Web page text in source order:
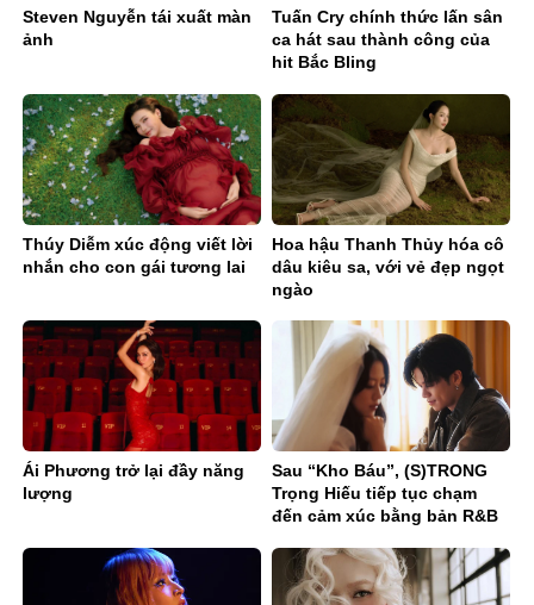
Steven Nguyễn tái xuất màn
ảnh
Tuấn Cry chính thức lấn sân
ca hát sau thành công của
hit Bắc Bling
Thúy Diễm xúc động viết lời
nhắn cho con gái tương lai
Hoa hậu Thanh Thủy hóa cô
dâu kiêu sa, với vẻ đẹp ngọt
ngào
Ái Phương trở lại đầy năng
lượng
Sau “Kho Báu”, (S)TRONG
Trọng Hiếu tiếp tục chạm
đến cảm xúc bằng bản R&B